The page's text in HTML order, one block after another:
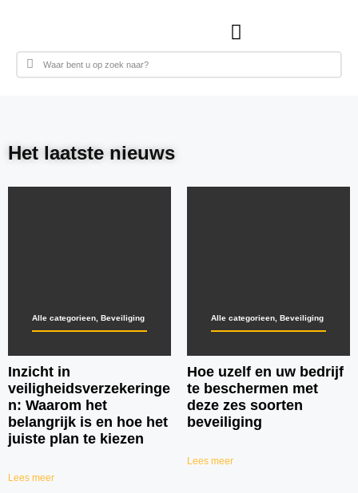
Het laatste nieuws
Alle categorieen Beveiliging
Inzicht in
veiligheidsverzekeringe
n: Waarom het
belangrijk is en hoe het
juiste plan te kiezen
Lees meer
Alle categorieen Beveiliging
Hoe uzelf en uw bedrijf
te beschermen met
deze zes soorten
beveiliging
Lees meer